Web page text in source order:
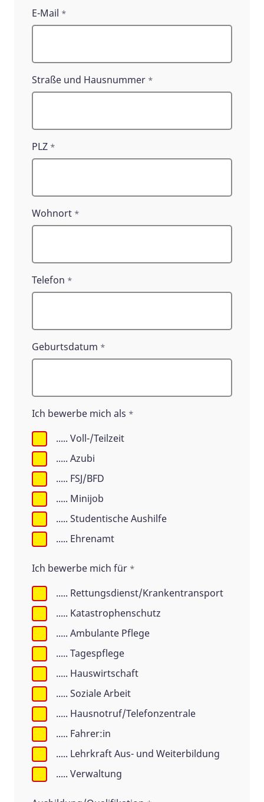
E-Mail *
Straße und Hausnummer *
PLZ *
Wohnort *
Telefon *
Geburtsdatum *
Ich bewerbe mich als *
..... Voll-/Teilzeit
..... Azubi
..... FSJ/BFD
..... Minijob
..... Studentische Aushilfe
..... Ehrenamt
Ich bewerbe mich für *
..... Rettungsdienst/Krankentransport
..... Katastrophenschutz
..... Ambulante Pflege
..... Tagespflege
..... Hauswirtschaft
..... Soziale Arbeit
..... Hausnotruf/Telefonzentrale
..... Fahrer:in
..... Lehrkraft Aus- und Weiterbildung
..... Verwaltung